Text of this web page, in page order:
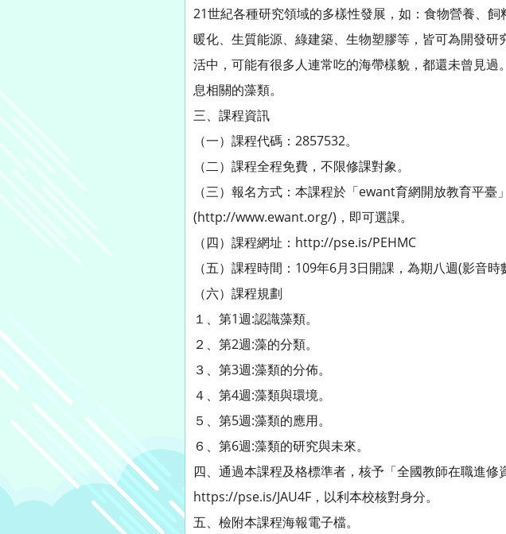
21世紀各種研究領域的多樣性發展，如：食物營養、
暖化、生質能源、綠建築、生物塑膠等，皆可為開發
活中，可能有很多人連常吃的海帶樣貌，都還未曾見
息相關的藻類。
三、課程資訊
（一）課程代碼：2857532。
（二）課程全程免費，不限修課對象。
（三）報名方式：本課程於「ewant育網開放教育平
(http://www.ewant.org/)，即可選課。
（四）課程網址：http://pse.is/PEHMC
（五）課程時間：109年6月3日開課，為期八週(影音時
（六）課程規劃
１、第1週:認識藻類。
２、第2週:藻的分類。
３、第3週:藻類的分佈。
４、第4週:藻類與環境。
５、第5週:藻類的應用。
６、第6週:藻類的研究與未來。
四、通過本課程及格標準者，核予「全國教師在職進
https://pse.is/JAU4F，以利本校核對身分。
五、檢附本課程海報電子檔。